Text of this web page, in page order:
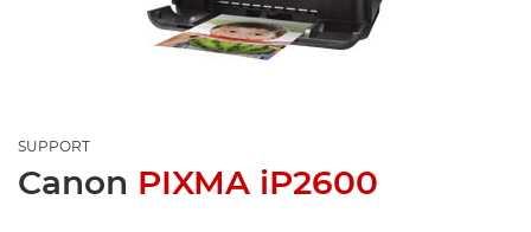
SUPPORT
Canon PIXMA iP2600